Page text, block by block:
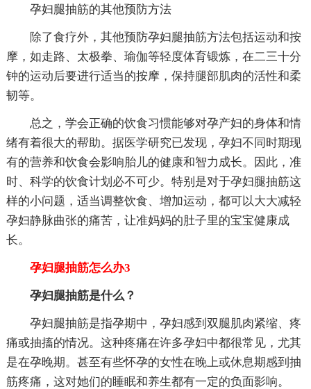
孕妇腿抽筋的其他预防方法
除了食疗外，其他预防孕妇腿抽筋方法包括运动和按
摩，如走路、太极拳、瑜伽等轻度体育锻炼，在二三十分
钟的运动后要进行适当的按摩，保持腿部肌肉的活性和柔
韧等。
总之，学会正确的饮食习惯能够对孕产妇的身体和情
绪有着很大的帮助。据医学研究已发现，孕妇不同时期现
有的营养和饮食会影响胎儿的健康和智力成长。因此，准
时、科学的饮食计划必不可少。特别是对于孕妇腿抽筋这
样的小问题，适当调整饮食、增加运动，都可以大大减轻
孕妇静脉曲张的痛苦，让准妈妈的肚子里的宝宝健康成
长。
孕妇腿抽筋怎么办3
孕妇腿抽筋是什么？
孕妇腿抽筋是指孕期中，孕妇感到双腿肌肉紧缩、疼
痛或抽搐的情况。这种疼痛在许多孕妇中都很常见，尤其
是在孕晚期。甚至有些怀孕的女性在晚上或休息期感到抽
筋疼痛，这对她们的睡眠和养生都有一定的负面影响。